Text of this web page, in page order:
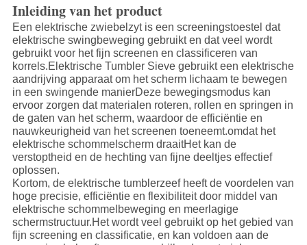
Inleiding van het product
Een elektrische zwiebelzyt is een screeningstoestel dat
elektrische swingbeweging gebruikt en dat veel wordt
gebruikt voor het fijn screenen en classificeren van
korrels.Elektrische Tumbler Sieve gebruikt een elektrische
aandrijving apparaat om het scherm lichaam te bewegen
in een swingende manierDeze bewegingsmodus kan
ervoor zorgen dat materialen roteren, rollen en springen in
de gaten van het scherm, waardoor de efficiëntie en
nauwkeurigheid van het screenen toeneemt.omdat het
elektrische schommelscherm draaitHet kan de
verstoptheid en de hechting van fijne deeltjes effectief
oplossen.
Kortom, de elektrische tumblerzeef heeft de voordelen van
hoge precisie, efficiëntie en flexibiliteit door middel van
elektrische schommelbeweging en meerlagige
schermstructuur.Het wordt veel gebruikt op het gebied van
fijn screening en classificatie, en kan voldoen aan de